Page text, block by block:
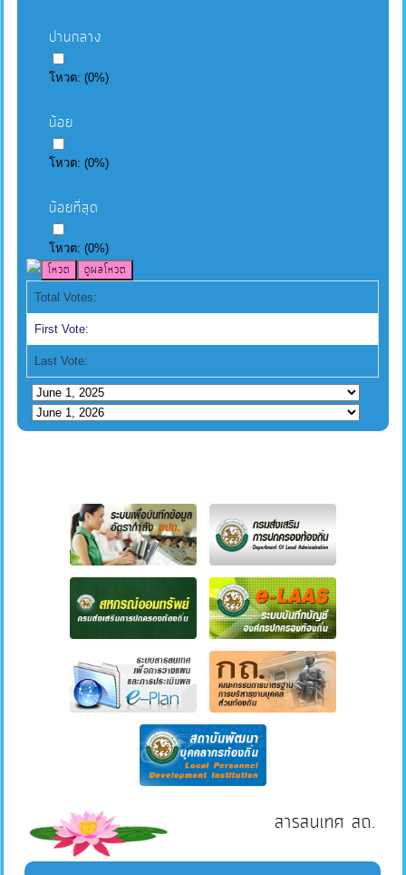
ปานกลาง
โหวต:(0%)
น้อย
โหวต:(0%)
น้อยที่สุด
โหวต:(0%)
Total Votes:
First Vote:
Last Vote:
สารสนเทศ สถ.